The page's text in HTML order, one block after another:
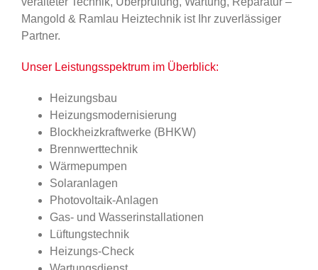
Mangold & Ramlau Heiztechnik ist Ihr zuverlässiger
Partner.
Unser Leistungsspektrum im Überblick:
Heizungsbau
Heizungsmodernisierung
Blockheizkraftwerke (BHKW)
Brennwerttechnik
Wärmepumpen
Solaranlagen
Photovoltaik-Anlagen
Gas- und Wasserinstallationen
Lüftungstechnik
Heizungs-Check